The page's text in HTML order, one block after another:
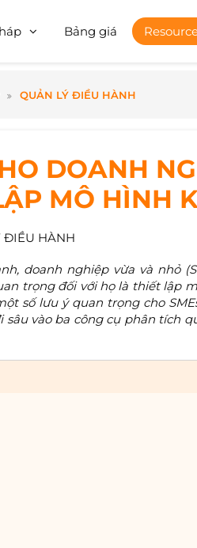
Bảng giá
QUẢN LÝ ĐIỀU HÀNH
DOANH
MÔ HÌNH
ĐIỀU HÀNH
doanh nghiệp vừa và nhỏ
trọng đối với họ là thiết lập
số lưu ý quan trọng cho
vào ba công cụ phân tích